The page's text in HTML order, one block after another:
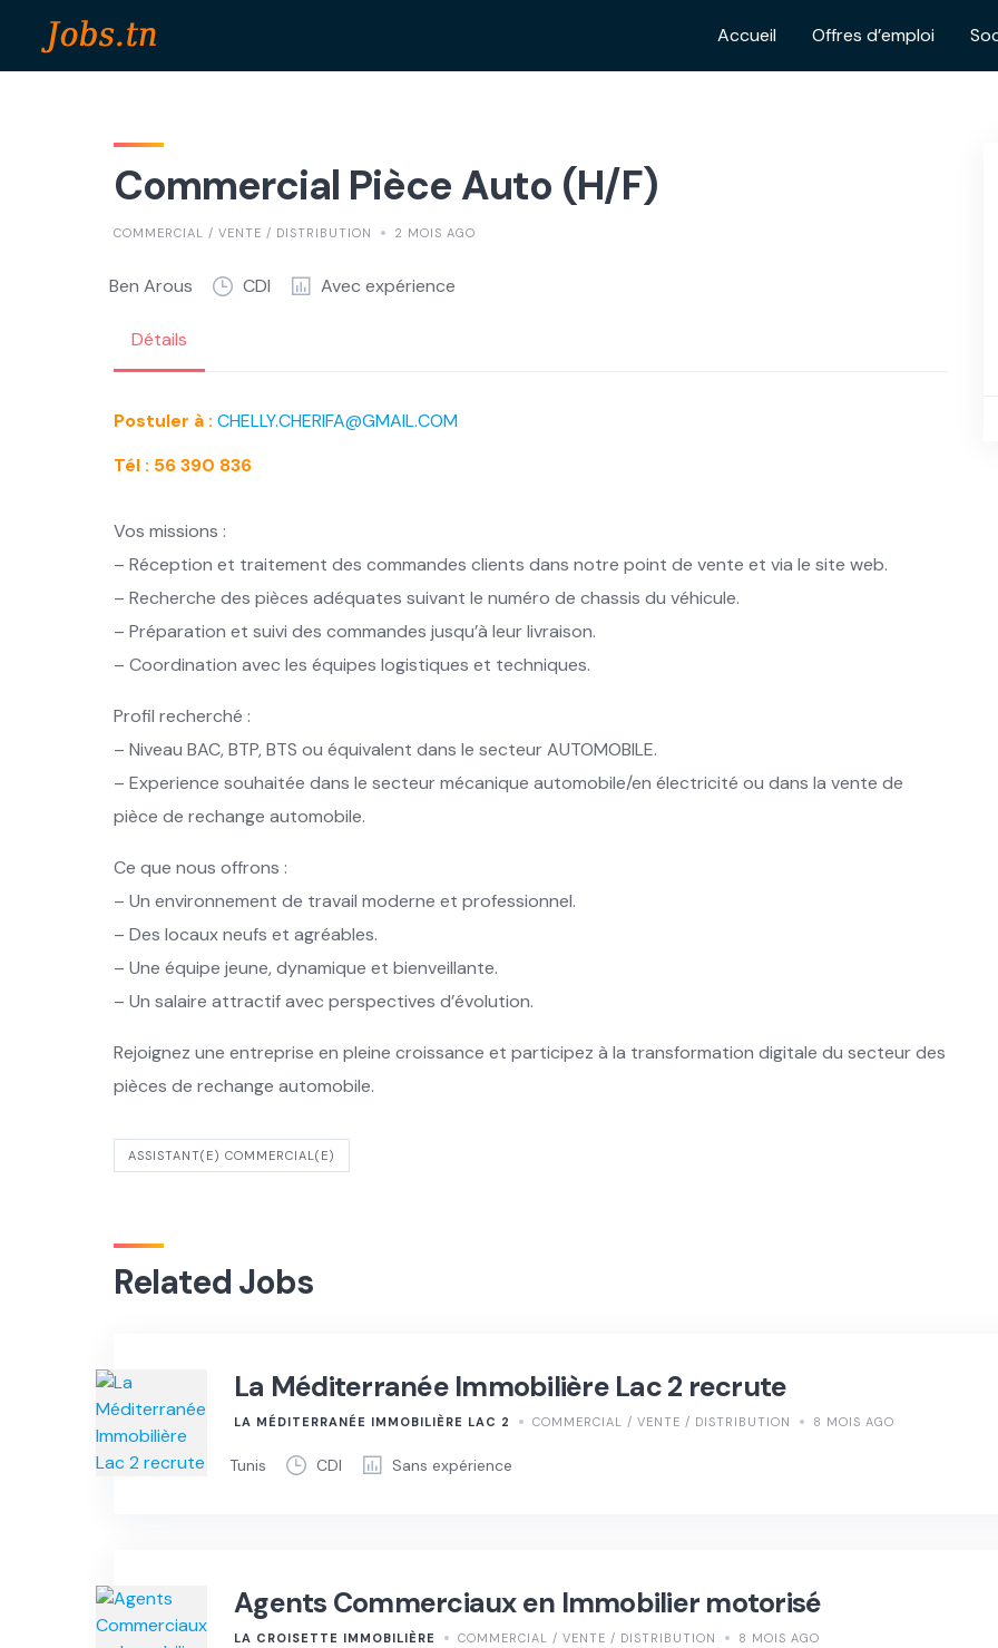
Accueil Offres d’emploi
Commercial Pièce Auto (H/F)
COMMERCIAL / VENTE / DISTRIBUTION 2 MOIS AGO
Ben Arous CDI Avec expérience
Détails
Postuler à : CHELLY.CHERIFA@GMAIL.COM
Tél : 56 390 836
Vos missions :
– Réception et traitement des commandes clients dans notre point de vente et via le site web.
– Recherche des pièces adéquates suivant le numéro de chassis du véhicule.
– Préparation et suivi des commandes jusqu’à leur livraison.
– Coordination avec les équipes logistiques et techniques.
Profil recherché :
– Niveau BAC, BTP, BTS ou équivalent dans le secteur AUTOMOBILE.
– Experience souhaitée dans le secteur mécanique automobile/en électricité ou dans la vente de
pièce de rechange automobile.
Ce que nous offrons :
– Un environnement de travail moderne et professionnel.
– Des locaux neufs et agréables.
– Une équipe jeune, dynamique et bienveillante.
– Un salaire attractif avec perspectives d’évolution.
Rejoignez une entreprise en pleine croissance et participez à la transformation digitale du secteur des
pièces de rechange automobile.
ASSISTANT(E) COMMERCIAL(E)
Related Jobs
La Méditerranée Immobilière Lac 2 recrute
LA MÉDITERRANÉE IMMOBILIÈRE LAC 2 COMMERCIAL / VENTE / DISTRIBUTION 8 MOIS AGO
Tunis CDI Sans expérience
Agents Commerciaux en Immobilier motorisé
LA CROISETTE IMMOBILIÈRE COMMERCIAL / VENTE / DISTRIBUTION 8 MOIS AGO